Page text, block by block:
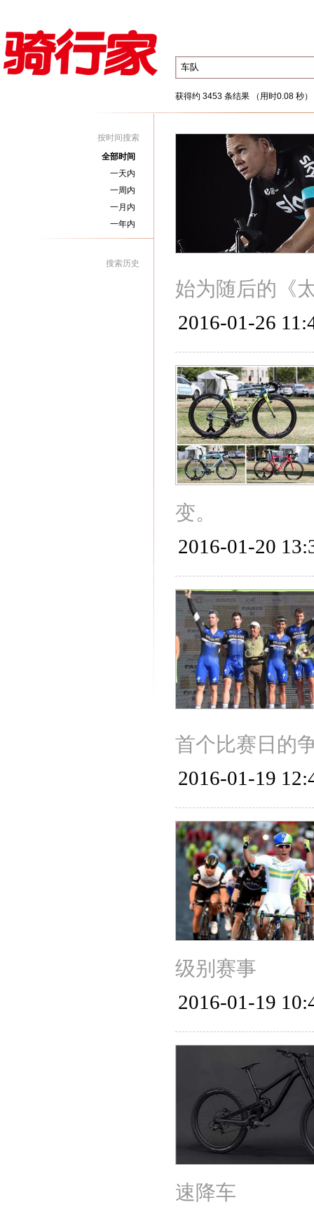
获得约 3453 条结果 （用时0.08 秒）
按时间搜索
全部时间
一天内
一周内
一月内
一年内
搜索历史
始为随后的《
2016-01-26
变。
2016-01-20
首个比赛日的
2016-01-19
级别赛事
2016-01-19
速降车